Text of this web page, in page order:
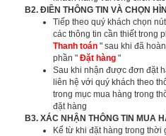
B2. ĐIỀN THÔNG TIN VÀ CHỌN
Tiếp theo quý khách chọn
các thông tin cần thiết trong
Thanh toán " sau khi đã
phần " Đặt hàng "
Sau khi nhận được đơn đặt
liên hệ với quý khách theo
trong mục mua hàng trong
đặt hàng
B3. XÁC NHẬN THÔNG TIN MUA
Kể từ khi đặt hàng trong